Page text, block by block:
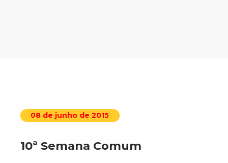
08 de junho de 2015
10ª Semana Comum